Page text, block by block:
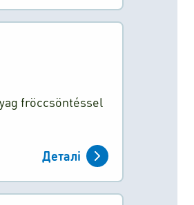
fröccsöntéssel
Деталі